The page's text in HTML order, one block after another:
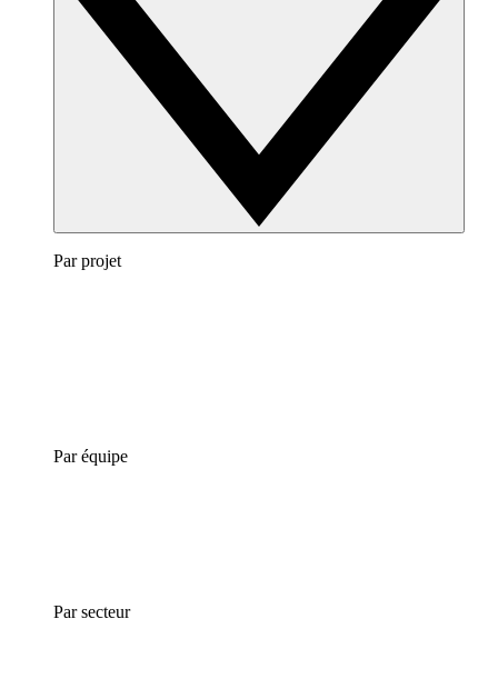
Par projet
Par équipe
Par secteur